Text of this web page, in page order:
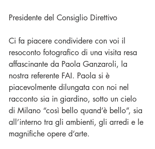
Presidente del Consiglio Direttivo
Ci fa piacere condividere con voi il
resoconto fotografico di una visita resa
affascinante da Paola Ganzaroli, la
nostra referente FAI. Paola si è
piacevolmente dilungata con noi nel
racconto sia in giardino, sotto un cielo
di Milano “così bello quand’è bello”, sia
all’interno tra gli ambienti, gli arredi e le
magnifiche opere d’arte.